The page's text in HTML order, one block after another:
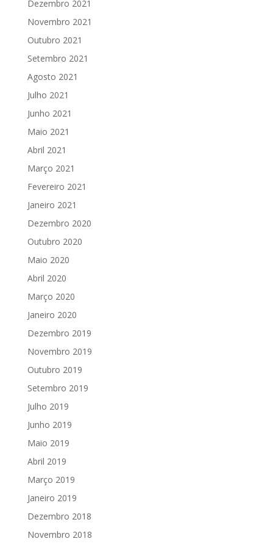
Dezembro 2021
Novembro 2021
Outubro 2021
Setembro 2021
Agosto 2021
Julho 2021
Junho 2021
Maio 2021
Abril 2021
Março 2021
Fevereiro 2021
Janeiro 2021
Dezembro 2020
Outubro 2020
Maio 2020
Abril 2020
Março 2020
Janeiro 2020
Dezembro 2019
Novembro 2019
Outubro 2019
Setembro 2019
Julho 2019
Junho 2019
Maio 2019
Abril 2019
Março 2019
Janeiro 2019
Dezembro 2018
Novembro 2018